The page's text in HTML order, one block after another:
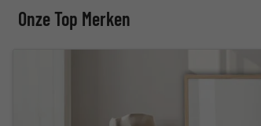
Onze Top Merken